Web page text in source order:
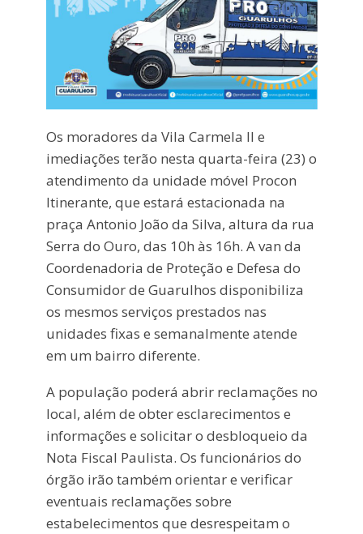
Os moradores da Vila Carmela II e
imediações terão nesta quarta-feira (23) o
atendimento da unidade móvel Procon
Itinerante, que estará estacionada na
praça Antonio João da Silva, altura da rua
Serra do Ouro, das 10h às 16h. A van da
Coordenadoria de Proteção e Defesa do
Consumidor de Guarulhos disponibiliza
os mesmos serviços prestados nas
unidades fixas e semanalmente atende
em um bairro diferente.
A população poderá abrir reclamações no
local, além de obter esclarecimentos e
informações e solicitar o desbloqueio da
Nota Fiscal Paulista. Os funcionários do
órgão irão também orientar e verificar
eventuais reclamações sobre
estabelecimentos que desrespeitam o